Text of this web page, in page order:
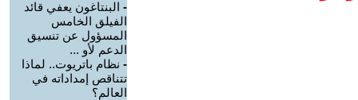
- البنتاغون يعفي قائد
الفيلق الخامس
المسؤول عن تنسيق
الدعم لأو ...
- نظام باتريوت.. لماذا
تتناقص إمداداته في
العالم؟